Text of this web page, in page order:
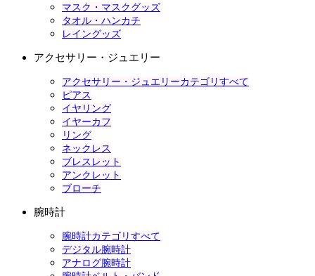
マスク・マスクグッズ
タオル・ハンカチ
レイングッズ
アクセサリー・ジュエリー
アクセサリー・ジュエリーカテゴリすべて
ピアス
イヤリング
イヤーカフ
リング
ネックレス
ブレスレット
アンクレット
ブローチ
腕時計
腕時計カテゴリすべて
デジタル腕時計
アナログ腕時計